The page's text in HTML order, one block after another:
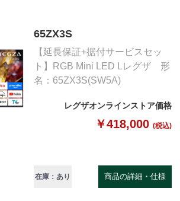
65ZX3S
【延長保証+据付サービスセッ
ト】RGB Mini LED Lレグザ 形
名：65ZX3S(SW5A)
レグザオンラインストア価格
￥418,000 (税込)
在庫：あり 商品の詳細・仕様